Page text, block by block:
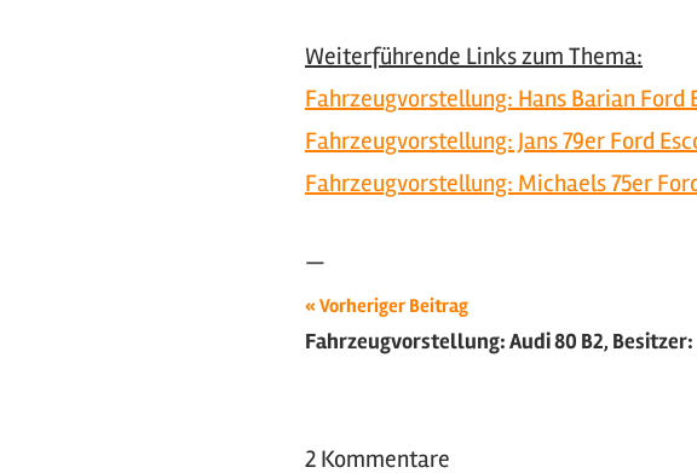
Weiterführende Links zum Thema:
Fahrzeugvorstellung: Hans Barian Ford
Fahrzeugvorstellung: Jans 79er Ford
Fahrzeugvorstellung: Michaels 75er
—
Schlagwörter:
2020,
Beitragsnavigation
Vorheriger Beitrag
Fahrzeugvorstellung: Audi 80 B2, Besitzer:
2 Kommentare